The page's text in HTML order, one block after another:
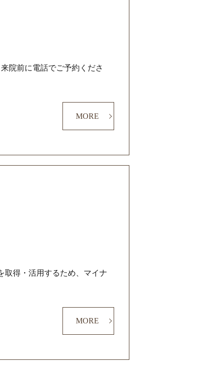
院前に電話でご予約くださ
MORE
取得・活用するため、マイナ
MORE